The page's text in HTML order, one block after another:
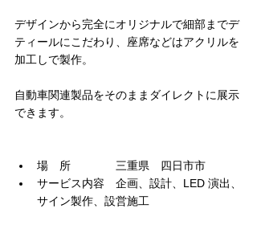
デザインから完全にオリジナルで細部までデ
ティールにこだわり、座席などはアクリルを
加工しで製作。
自動車関連製品をそのままダイレクトに展示
できます。
場　所　　　　三重県　四日市市
サービス内容　企画、設計、LED 演出、
サイン製作、設営施工